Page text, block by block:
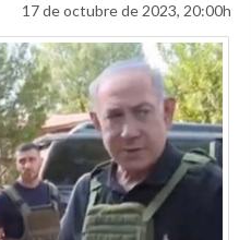
17 de octubre de 2023, 20:00h